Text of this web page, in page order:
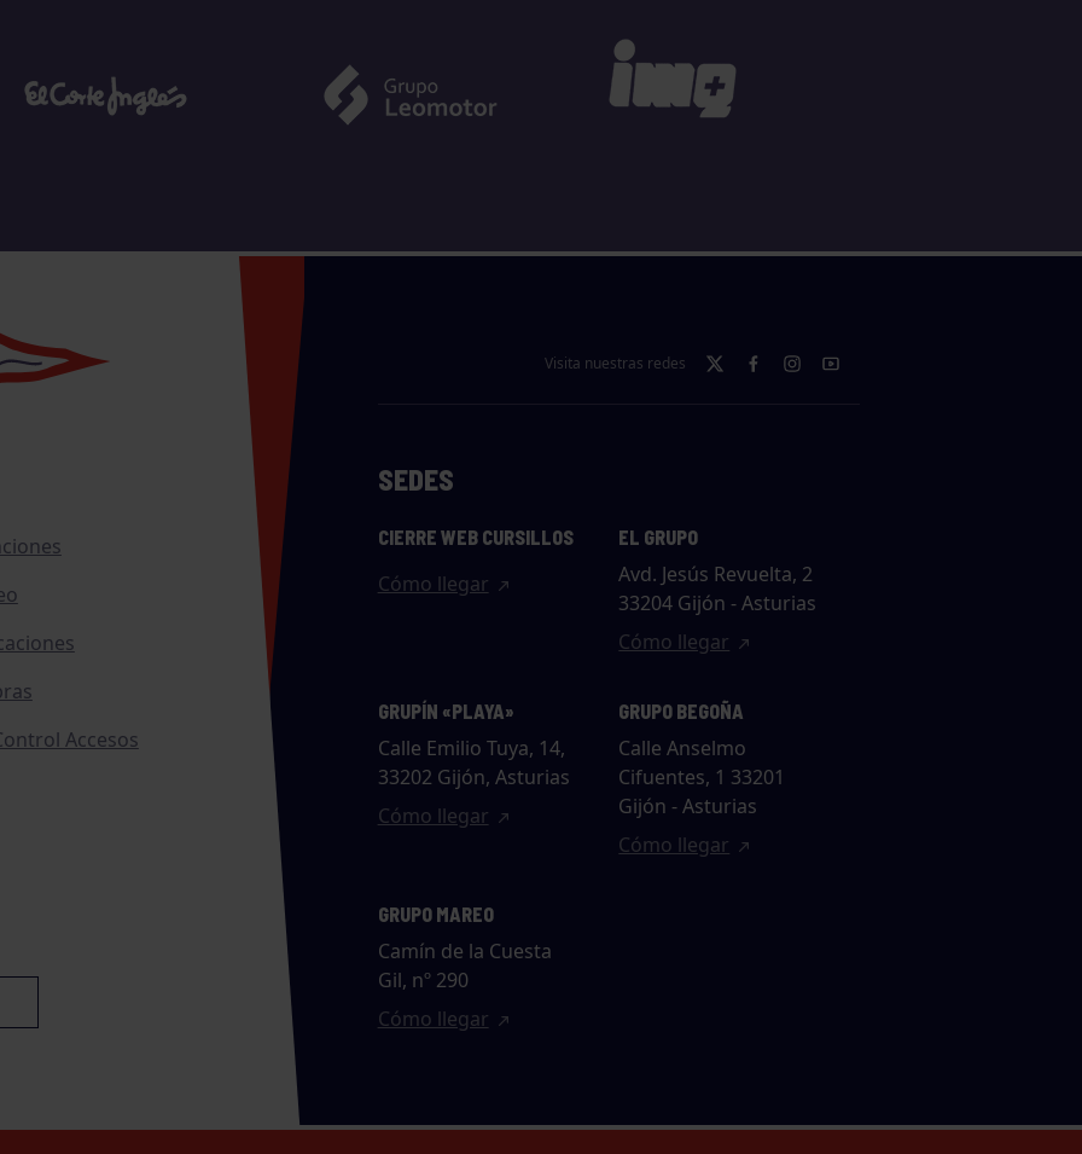
Accesos
Visita nuestras redes
SEDES
CIERRE WEB CURSILLOS
Cómo llegar
EL GRUPO
Avd. Jesús Revuelta, 2
33204 Gijón - Asturias
Cómo llegar
GRUPÍN «PLAYA»
Calle Emilio Tuya, 14,
33202 Gijón, Asturias
Cómo llegar
GRUPO BEGOÑA
Calle Anselmo
Cifuentes, 1 33201
Gijón - Asturias
Cómo llegar
GRUPO MAREO
Camín de la Cuesta
Gil, nº 290
Cómo llegar